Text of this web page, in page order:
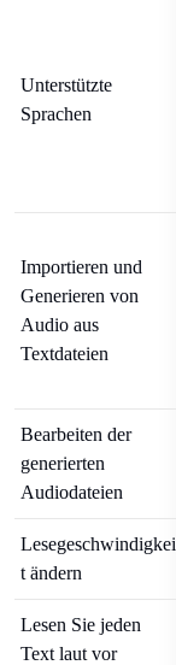
Unterstützte
Sprachen
Importieren und
Generieren von
Audio aus
Textdateien
Bearbeiten der
generierten
Audiodateien
Lesegeschwindigkei
t ändern
Lesen Sie jeden
Text laut vor